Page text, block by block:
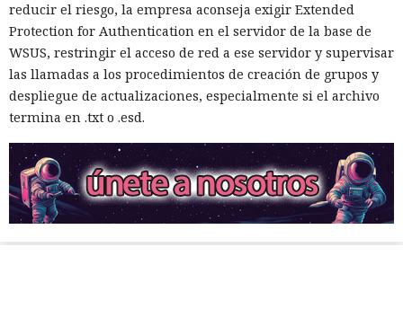
reducir el riesgo, la empresa aconseja exigir Extended
Protection for Authentication en el servidor de la base de
WSUS, restringir el acceso de red a ese servidor y supervisar
las llamadas a los procedimientos de creación de grupos y
despliegue de actualizaciones, especialmente si el archivo
termina en .txt o .esd.